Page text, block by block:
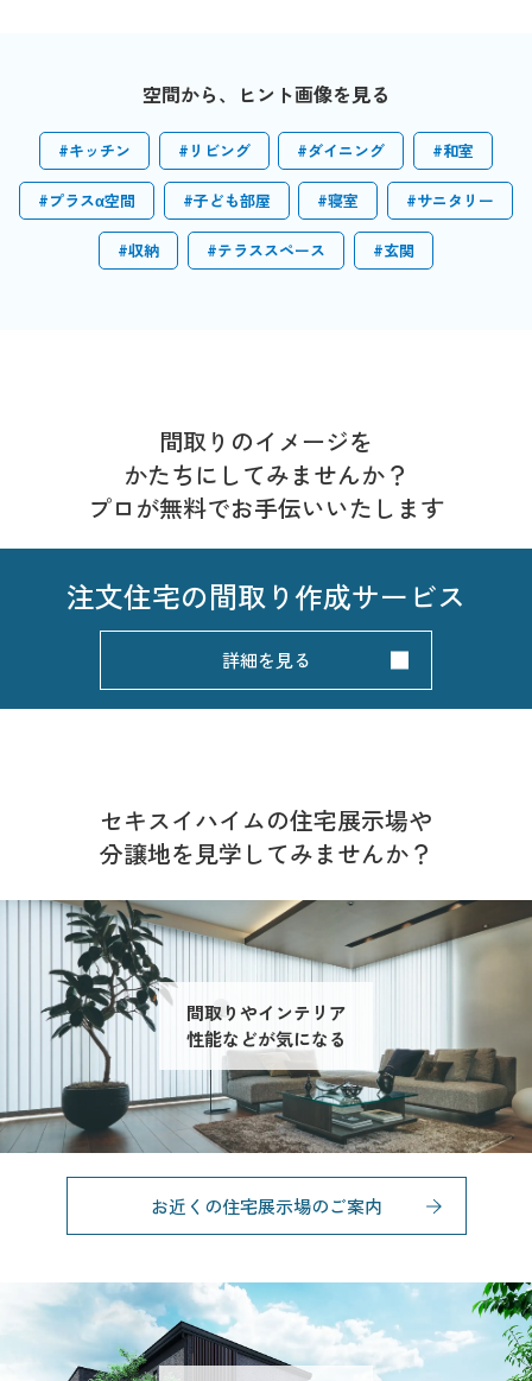
空間から、ヒント画像を見る
#キッチン #リビング #ダイニング #和室
#プラスα空間 #子ども部屋 #寝室 #サニタリー
#収納 #テラススペース #玄関
間取りのイメージを
かたちにしてみませんか？
プロが無料でお手伝いいたします
注文住宅の間取り作成サービス
詳細を見る
セキスイハイムの住宅展示場や
分譲地を見学してみませんか？
間取りやインテリア
性能などが気になる
お近くの住宅展示場のご案内